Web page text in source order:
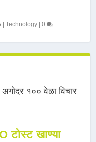
|Technology |0
टोस्ट खाण्या